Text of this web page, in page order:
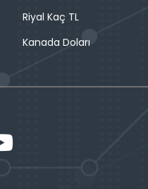
Riyal Kaç TL
Kanada Doları